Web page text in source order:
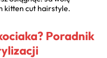
kitten cut hairstyle.
Poradnik